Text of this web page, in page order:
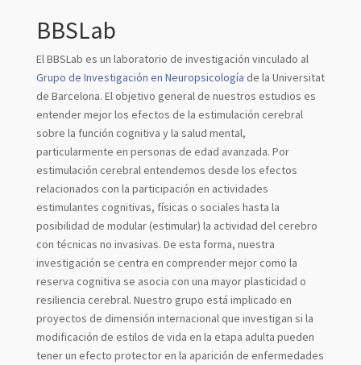
BBSLab
El BBSLab es un laboratorio de investigación vinculado al
Grupo de Investigación en Neuropsicología de la Universitat
de Barcelona. El objetivo general de nuestros estudios es
entender mejor los efectos de la estimulación cerebral
sobre la función cognitiva y la salud mental,
particularmente en personas de edad avanzada. Por
estimulación cerebral entendemos desde los efectos
relacionados con la participación en actividades
estimulantes cognitivas, físicas o sociales hasta la
posibilidad de modular (estimular) la actividad del cerebro
con técnicas no invasivas. De esta forma, nuestra
investigación se centra en comprender mejor como la
reserva cognitiva se asocia con una mayor plasticidad o
resiliencia cerebral. Nuestro grupo está implicado en
proyectos de dimensión internacional que investigan si la
modificación de estilos de vida en la etapa adulta pueden
tener un efecto protector en la aparición de enfermedades